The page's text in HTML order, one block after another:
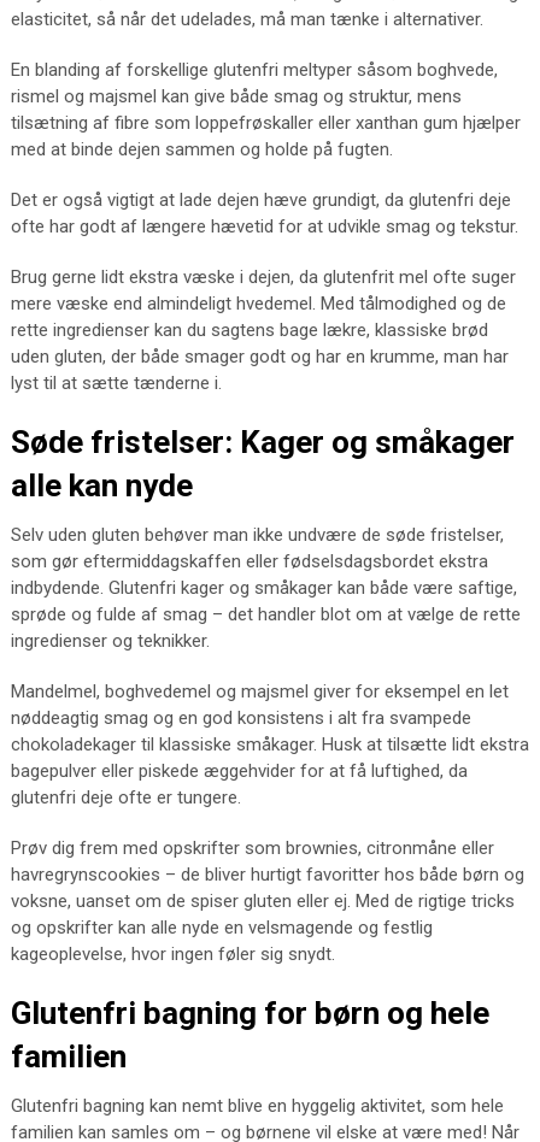
elasticitet, så når det udelades, må man tænke i alternativer.
En blanding af forskellige glutenfri meltyper såsom boghvede,
rismel og majsmel kan give både smag og struktur, mens
tilsætning af fibre som loppefrøskaller eller xanthan gum hjælper
med at binde dejen sammen og holde på fugten.
Det er også vigtigt at lade dejen hæve grundigt, da glutenfri deje
ofte har godt af længere hævetid for at udvikle smag og tekstur.
Brug gerne lidt ekstra væske i dejen, da glutenfrit mel ofte suger
mere væske end almindeligt hvedemel. Med tålmodighed og de
rette ingredienser kan du sagtens bage lækre, klassiske brød
uden gluten, der både smager godt og har en krumme, man har
lyst til at sætte tænderne i.
Søde fristelser: Kager og småkager
alle kan nyde
Selv uden gluten behøver man ikke undvære de søde fristelser,
som gør eftermiddagskaffen eller fødselsdagsbordet ekstra
indbydende. Glutenfri kager og småkager kan både være saftige,
sprøde og fulde af smag – det handler blot om at vælge de rette
ingredienser og teknikker.
Mandelmel, boghvedemel og majsmel giver for eksempel en let
nøddeagtig smag og en god konsistens i alt fra svampede
chokoladekager til klassiske småkager. Husk at tilsætte lidt ekstra
bagepulver eller piskede æggehvider for at få luftighed, da
glutenfri deje ofte er tungere.
Prøv dig frem med opskrifter som brownies, citronmåne eller
havregrynscookies – de bliver hurtigt favoritter hos både børn og
voksne, uanset om de spiser gluten eller ej. Med de rigtige tricks
og opskrifter kan alle nyde en velsmagende og festlig
kageoplevelse, hvor ingen føler sig snydt.
Glutenfri bagning for børn og hele
familien
Glutenfri bagning kan nemt blive en hyggelig aktivitet, som hele
familien kan samles om – og børnene vil elske at være med! Når